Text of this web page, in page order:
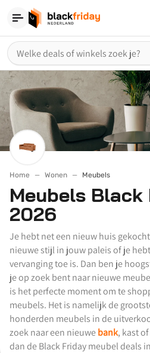
Home Wonen Meubels
Meubels Black
2026
Je hebt net een nieuw huis
nieuwe stijl in jouw paleis of je
vervanging toe is. Dan ben je
je op zoek bent naar nieuwe
is het perfecte moment om te
meubels. Het is namelijk de
honderden meubels in de
zoek naar een nieuwebank, kast
dan de Black Friday meubel deals